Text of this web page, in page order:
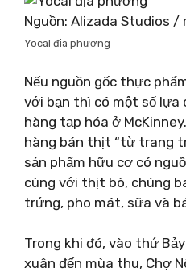
Nguồn: Alizada Studios /
Yocal địa phương
Nếu nguồn gốc thực
với bạn thì có một số lựa
hàng tạp hóa ở
hàng bán thịt “từ trang
sản phẩm hữu cơ có
cùng với thịt bò, chúng
trứng, pho mát, sữa và
Trong khi đó, vào thứ
xuân đến mùa thu, Chợ